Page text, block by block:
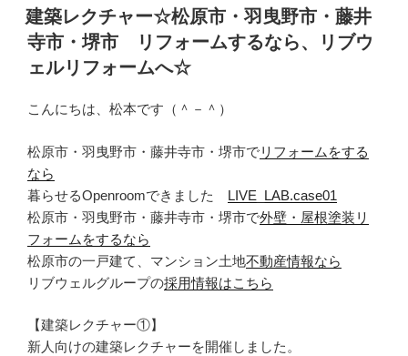
稿
日:
建築レクチャー☆松原市・羽曳野市・藤井
寺市・堺市 リフォームするなら、リブウ
ェルリフォームへ☆
こんにちは、松本です（＾－＾）
松原市・羽曳野市・藤井寺市・堺市でリフォームをする
なら
暮らせるOpenroomできました LIVE_LAB.case01
松原市・羽曳野市・藤井寺市・堺市で外壁・屋根塗装リ
フォームをするなら
松原市の一戸建て、マンション土地不動産情報なら
リブウェルグループの採用情報はこちら
【建築レクチャー①】
新人向けの建築レクチャーを開催しました。